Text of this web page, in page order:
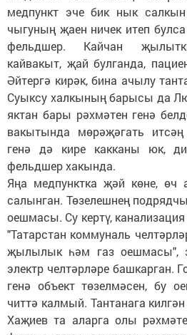
медпункт эче бик нык
чыгуның җаен ничек итеп
фельдшер. Кайчан
кайвакыт, җай булганда,
Әйтергә кирәк, бина ачылу
Суыксу халкының барысы да
яктан бары рәхмәтен генә
вакытында мөрәҗәгать итсәң
генә дә кире какканы юк,
фельдшер хакында.
Яңа медпунктка җәй көне, өч
салынган. Төзелешнең
оешмасы. Су кертү,
"Татарстан коммуналь
җылылык һәм газ оешмасы",
электр челтәрләре башкарган.
генә объект төзелмәсен, бу
читтә калмый. Тантанага
Хаҗиев та аларга олы